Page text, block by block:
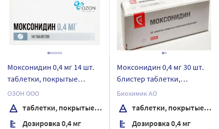
Моксонидин 0,4 мг 14 шт.
таблетки, покрытые
пленочной оболочкой
ОЗОН ООО
таблетки, покрытые пленочной оболочкой
Дозировка 0,4 мг
Моксонидин 0,4 мг 30 шт.
блистер таблетки,
покрытые пленочной
оболочкой
Биохимик АО
таблетки, покрытые пленочной оболочкой
Дозировка 0,4 мг